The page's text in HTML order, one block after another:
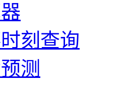
刻查询
测